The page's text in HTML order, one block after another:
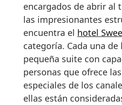
encargados de abrir al
las impresionantes
encuentra el hotel
categoría. Cada una de
pequeña suite con
personas que ofrece
especiales de los
ellas están